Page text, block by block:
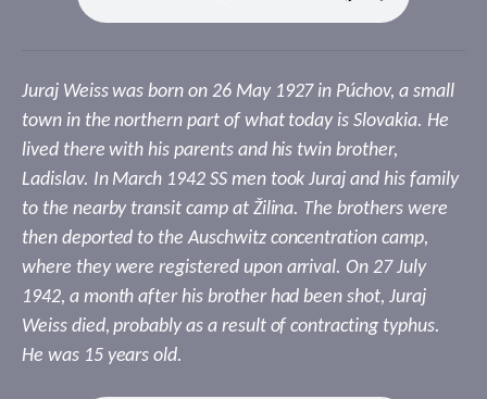
Juraj Weiss was born on 26 May 1927 in Púchov, a small
town in the northern part of what today is Slovakia. He
lived there with his parents and his twin brother,
Ladislav. In March 1942 SS men took Juraj and his family
to the nearby transit camp at Žilina. The brothers were
then deported to the Auschwitz concentration camp,
where they were registered upon arrival. On 27 July
1942, a month after his brother had been shot, Juraj
Weiss died, probably as a result of contracting typhus.
He was 15 years old.